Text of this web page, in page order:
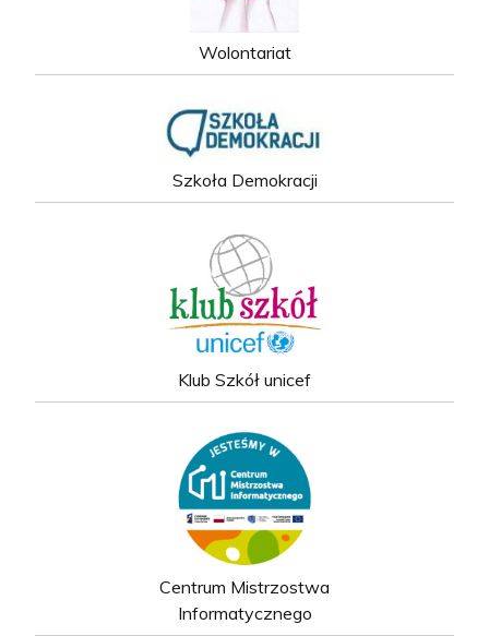
Wolontariat
Szkoła Demokracji
Klub Szkół unicef
Centrum Mistrzostwa
Informatycznego